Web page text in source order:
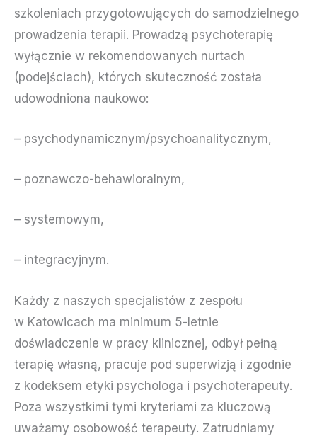
szkoleniach przygotowujących do samodzielnego
prowadzenia terapii. Prowadzą psychoterapię
wyłącznie w rekomendowanych nurtach
(podejściach), których skuteczność została
udowodniona naukowo:
– psychodynamicznym/psychoanalitycznym,
– poznawczo-behawioralnym,
– systemowym,
– integracyjnym.
Każdy z naszych specjalistów z zespołu
w Katowicach ma minimum 5-letnie
doświadczenie w pracy klinicznej, odbył pełną
terapię własną, pracuje pod superwizją i zgodnie
z kodeksem etyki psychologa i psychoterapeuty.
Poza wszystkimi tymi kryteriami za kluczową
uważamy osobowość terapeuty. Zatrudniamy